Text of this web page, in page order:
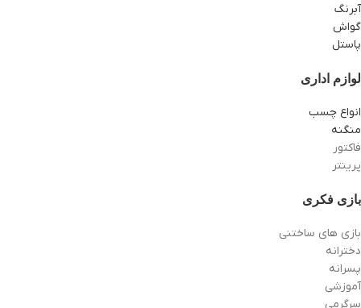
آبرنگ
گواش
پاستل
لوازم اداری
انواع چسب
منگنه
فاکتور
پرینتر
بازی فکری
بازی های ساختنی
دخترانه
پسرانه
آموزشی
سرگرمی